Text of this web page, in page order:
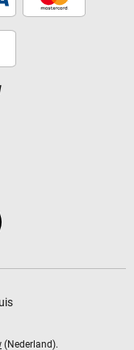
(Nederland).